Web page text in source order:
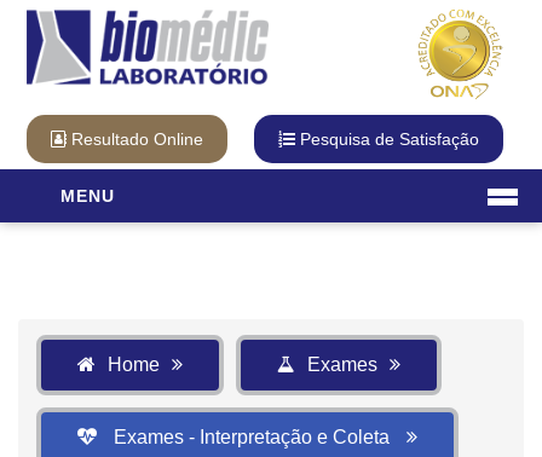
Resultado Online Pesquisa de Satisfação
MENU
Qualidade
Cartão Fidelidade
Visita Virtual
Home Exames
Exames - Interpretação e Coleta